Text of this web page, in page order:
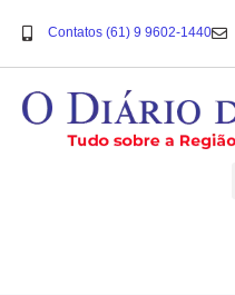
Contatos (61) 9 9602-1440